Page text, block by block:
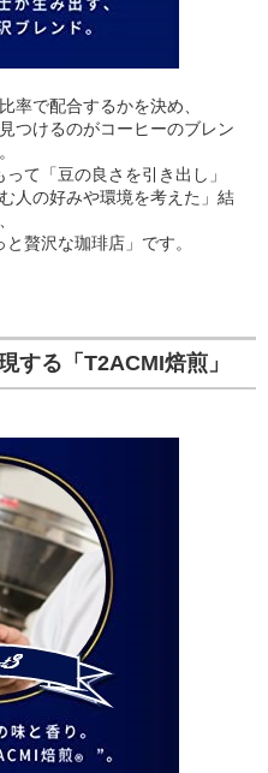
率で配合するかを決め、
つけるのがコーヒーのブレン
て「豆の良さを引き出し」
人の好みや環境を考えた」結
贅沢な珈琲店」です。
する「T2ACMI焙煎」